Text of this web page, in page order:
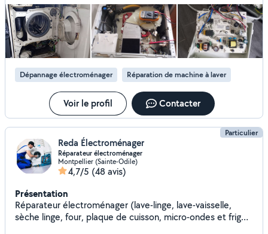
demande de réparer/modifier certaines pièces pour
remettre en état de marche vos appareils. Installation
appareils électroménager Remplacement joints de hublots
Déblocage tambour lave linge top ( portillon ouvert en
marche ) Je retire également tous corps étrangers
coincés entre la cuve et le tambour Inversion sens portes
réfrigérateurs * Un technicien électroménager répare tout
l'électroménager blanc ( lave linge , lave vaisselle, four,
sèche linge etc... ) et brun ( tv ) Cordialement,
Dépannage électroménager Réparation de machine à laver
Voir le profil Contacter
Particulier
Reda Électroménager
Réparateur électroménager
Montpellier (Sainte-Odile)
4,7/5 (48 avis)
Présentation
Réparateur électroménager (lave-linge, lave-vaisselle,
sèche linge, four, plaque de cuisson, micro-ondes et frigo)